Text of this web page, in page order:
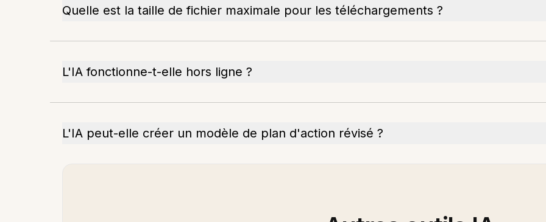
Quelle est la taille de fichier maximale pour les téléchargements ?
L'IA fonctionne-t-elle hors ligne ?
L'IA peut-elle créer un modèle de plan d'action révisé ?